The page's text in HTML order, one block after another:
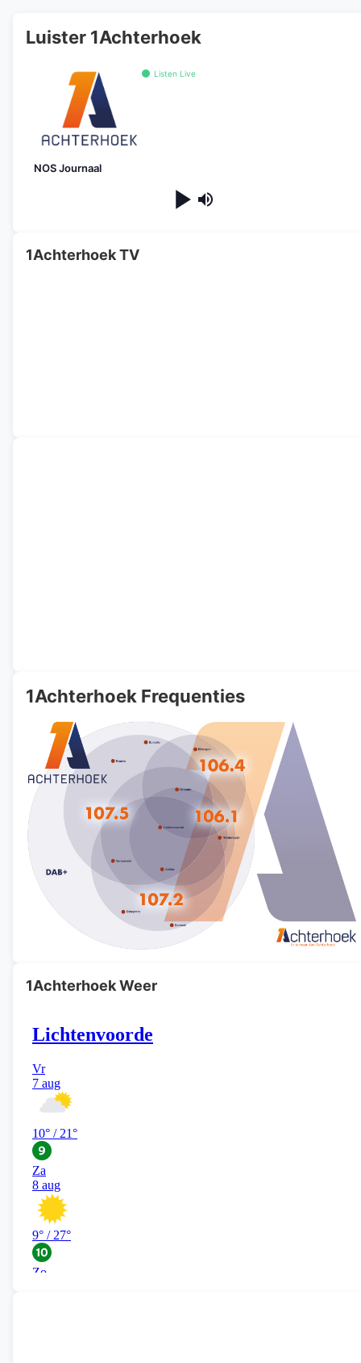
Luister 1Achterhoek
Listen Live
NOS Journaal
1Achterhoek TV
1Achterhoek Frequenties
1Achterhoek Weer